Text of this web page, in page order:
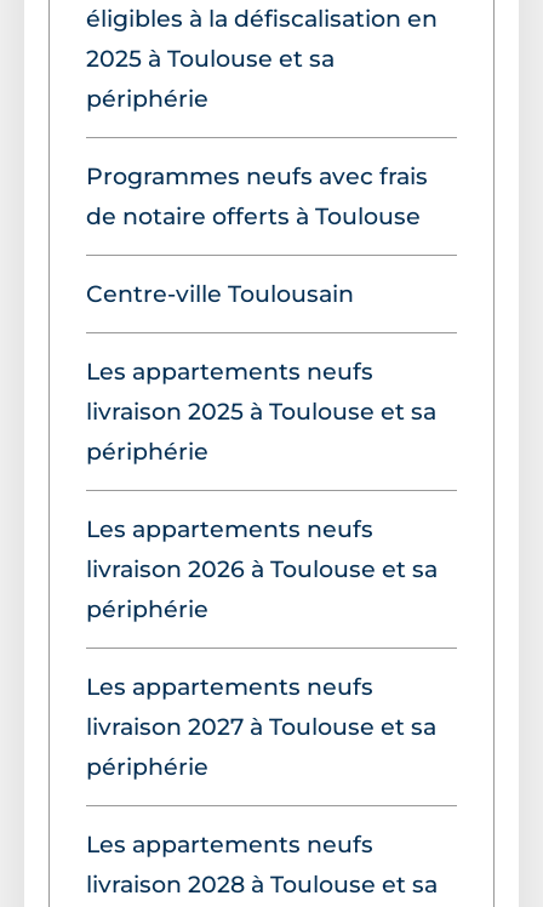
éligibles à la défiscalisation en
2025 à Toulouse et sa
périphérie
Programmes neufs avec frais
de notaire offerts à Toulouse
Centre-ville Toulousain
Les appartements neufs
livraison 2025 à Toulouse et sa
périphérie
Les appartements neufs
livraison 2026 à Toulouse et sa
périphérie
Les appartements neufs
livraison 2027 à Toulouse et sa
périphérie
Les appartements neufs
livraison 2028 à Toulouse et sa